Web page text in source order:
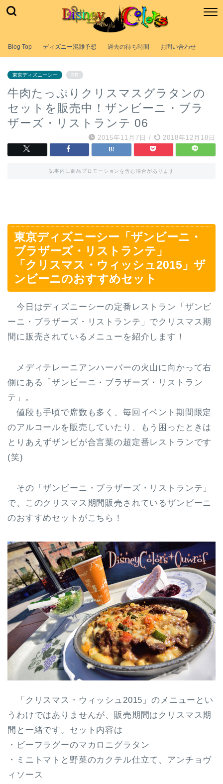
Blog Top ディズニー混雑予想 過去の待ち時間 お問い合わせ
東京ディズニーシー PR
牛肉たっぷりクリスマスグラタンの
セットを販売中！ザンビーニ・ブラ
ザーズ・リストランテ 06
2015年11月7日 / 2018年12月18日
記事内に商品プロモーションを含む場合があります
東京ディズニーシー「ザンビーニ・
ブラザーズ・リストランテ」
「クリスマス・ウィッシュ2015」ザ
ンビーニのおすすめセット
今日はディズニーシーの定番レストラン「ザンビ
ーニ・ブラザーズ・リストランテ」でクリスマス期
間に販売されているメニューを紹介します！
メディテレーニアンハーバーの火山に向かって右
側にある「ザンビーニ・ブラザーズ・リストラン
テ」。
値段も手頃で席数も多く、毎回イベント期間限定
のアルコールを販売していたり、もう困ったときは
とりあえずザンビが合言葉の超定番レストランです
(笑)
その「ザンビーニ・ブラザーズ・リストランテ」
で、このクリスマス期間販売されているザンビーニ
のおすすめセットがこちら！
「クリスマス・ウィッシュ2015」のメニューとい
うわけではありませんが、販売期間はクリスマス期
間と一緒です。セット内容は
・ビーフラグーのマカロニグラタン
・ミニトマトと野菜のカクテル仕立て、アンチョヴ
ィソース